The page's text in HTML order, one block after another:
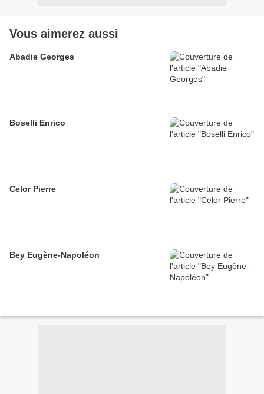
Vous aimerez aussi
Abadie Georges
Boselli Enrico
Celor Pierre
Bey Eugène-Napoléon